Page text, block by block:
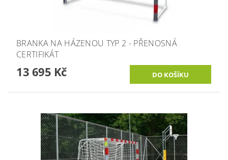
BRANKA NA HÁZENOU TYP 2 - PŘENOSNÁ
CERTIFIKÁT
13 695 Kč